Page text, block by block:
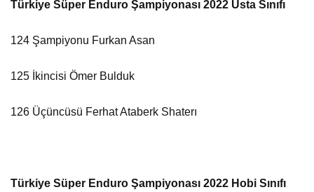
Türkiye Süper Enduro Şampiyonası 2022 Usta Sınıfı
124 Şampiyonu Furkan Asan
125 İkincisi Ömer Bulduk
126 Üçüncüsü Ferhat Ataberk Shaterı
Türkiye Süper Enduro Şampiyonası 2022 Hobi Sınıfı